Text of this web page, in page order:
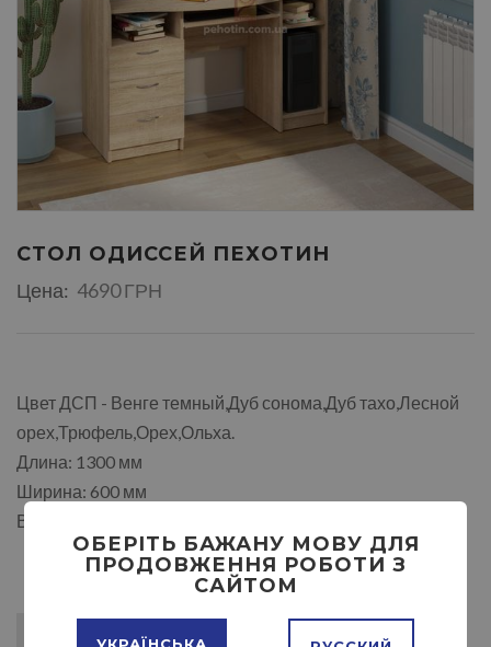
СТОЛ ОДИССЕЙ ПЕХОТИН
Цена: 4690 ГРН
Цвет ДСП - Венге темный,Дуб сонома,Дуб тахо,Лесной
орех,Трюфель,Орех,Ольха.
Длина: 1300 мм
Ширина: 600 мм
Высота: 750 / 1160 мм
ОБЕРІТЬ БАЖАНУ МОВУ ДЛЯ
ПРОДОВЖЕННЯ РОБОТИ З
САЙТОМ
УКРАЇНСЬКА